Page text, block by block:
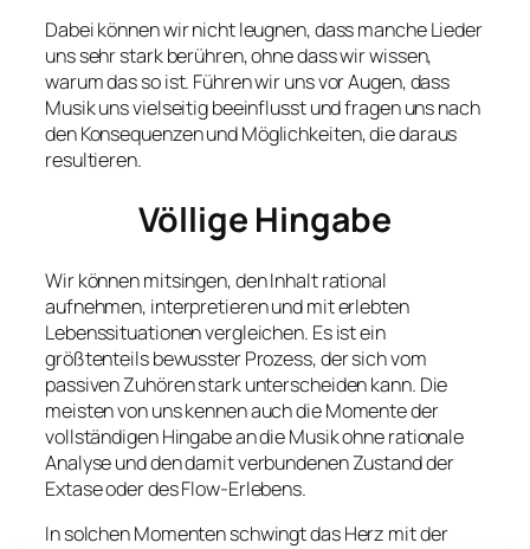
Dabei können wir nicht leugnen, dass manche Lieder
uns sehr stark berühren, ohne dass wir wissen,
warum das so ist. Führen wir uns vor Augen, dass
Musik uns vielseitig beeinflusst und fragen uns nach
den Konsequenzen und Möglichkeiten, die daraus
resultieren.
Völlige Hingabe
Wir können mitsingen, den Inhalt rational
aufnehmen, interpretieren und mit erlebten
Lebenssituationen vergleichen. Es ist ein
größtenteils bewusster Prozess, der sich vom
passiven Zuhören stark unterscheiden kann. Die
meisten von uns kennen auch die Momente der
vollständigen Hingabe an die Musik ohne rationale
Analyse und den damit verbundenen Zustand der
Extase oder des Flow-Erlebens.
In solchen Momenten schwingt das Herz mit der